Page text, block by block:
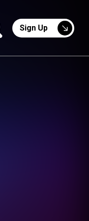
Sign Up